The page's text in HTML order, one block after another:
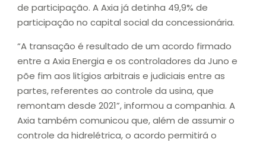
de participação. A Axia já detinha 49,9% de
participação no capital social da concessionária.
“A transação é resultado de um acordo firmado
entre a Axia Energia e os controladores da Juno e
põe fim aos litígios arbitrais e judiciais entre as
partes, referentes ao controle da usina, que
remontam desde 2021”, informou a companhia. A
Axia também comunicou que, além de assumir o
controle da hidrelétrica, o acordo permitirá o